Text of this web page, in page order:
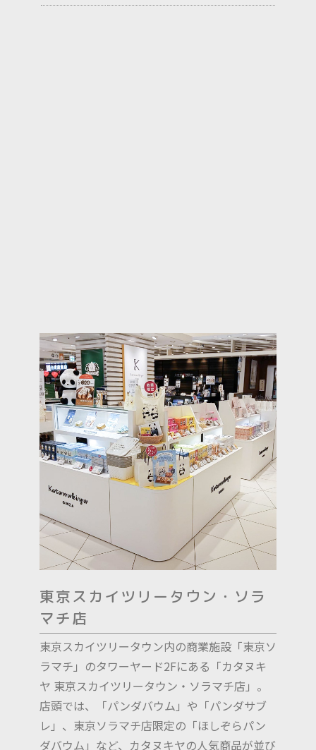
東京スカイツリータウン・ソラ
マチ店
東京スカイツリータウン内の商業施設「東京ソ
ラマチ」のタワーヤード2Fにある「カタヌキ
ヤ 東京スカイツリータウン・ソラマチ店」。
店頭では、「パンダバウム」や「パンダサブ
レ」、東京ソラマチ店限定の「ほしぞらパン
ダバウム」など、カタヌキヤの人気商品が並び